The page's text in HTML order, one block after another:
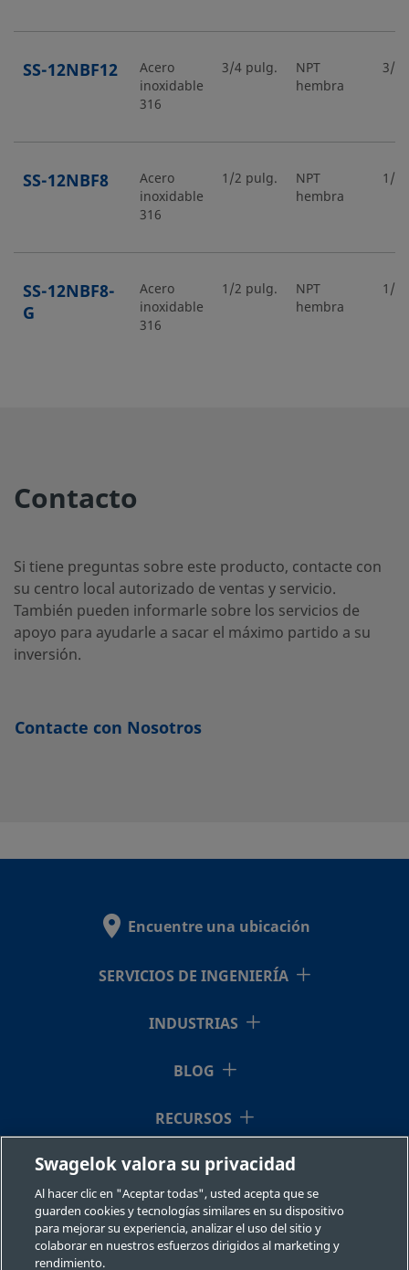
SS-12NBF12
Acero
inoxidable
316
3/4 pulg.
NPT
hembra
3/4
SS-12NBF8
Acero
inoxidable
316
1/2 pulg.
NPT
hembra
1/2
SS-12NBF8-
G
Acero
inoxidable
316
1/2 pulg.
NPT
hembra
1/2
SS-12NBS16
SS-12NBS8
Acero
inoxidable
1/2 pulg.
Racor
Swagelok®
SS-12NBS8-
Acero
12NBSW8P-
inoxidable
de tubería
SS-3NBF2
Acero
1/8 pulg.
NPT
316
1/4 pulg.
SS-3NBF4-G
Acero
inoxidable
316
1/4 pulg.
NPT
hembra
Contacto
Si tiene preguntas sobre este producto, contacte con
su centro local autorizado de ventas y servicio.
También pueden informarle sobre los servicios de
apoyo para ayudarle a sacar el máximo partido a su
inversión.
Contacte con Nosotros
Encuentre una ubicación
SERVICIOS DE INGENIERÍA
INDUSTRIAS
BLOG
RECURSOS
QUIÉNES SOMOS
Swagelok valora su privacidad
Al hacer clic en "Aceptar todas", usted acepta que se
guarden cookies y tecnologías similares en su dispositivo
para mejorar su experiencia, analizar el uso del sitio y
colaborar en nuestros esfuerzos dirigidos al marketing y
rendimiento.